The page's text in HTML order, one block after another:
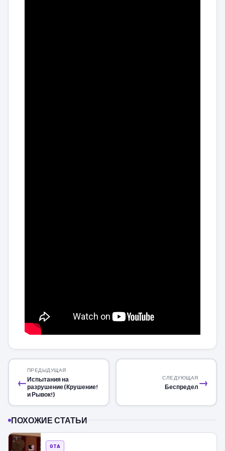
←
ПРЕДЫДУЩАЯ
Испытания на
разрушение (Крушение!
и Рывок!)
→
СЛЕДУЮЩАЯ
Беспредел
ПОХОЖИЕ СТАТЬИ
GTA